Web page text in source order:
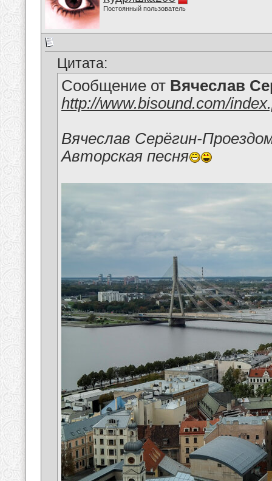
Постоянный пользователь
Цитата:
Сообщение от Вячеслав
http://www.bisound.com/
Вячеслав Серёгин-
Авторская песня